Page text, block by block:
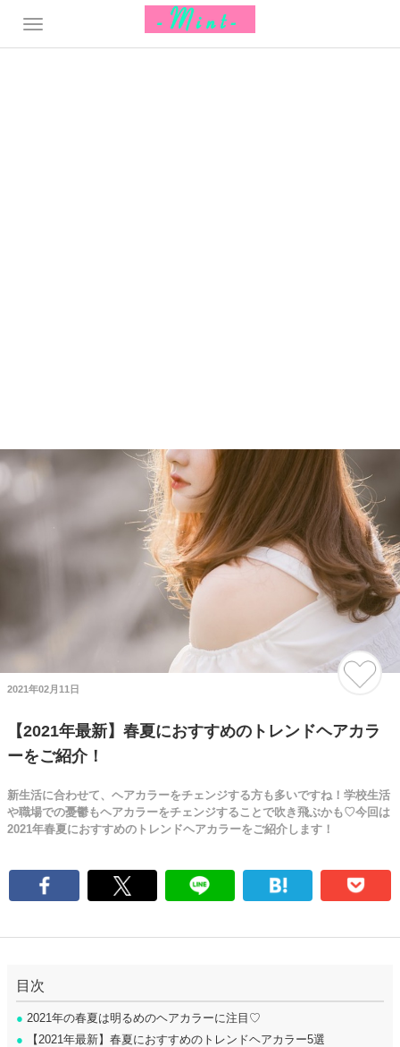
2021年02月11日
【2021年最新】春夏におすすめのトレンドヘアカラ
ーをご紹介！
新生活に合わせて、ヘアカラーをチェンジする方も多いですね！学校生活
や職場での憂鬱もヘアカラーをチェンジすることで吹き飛ぶかも♡今回は
2021年春夏におすすめのトレンドヘアカラーをご紹介します！
目次
● 2021年の春夏は明るめのヘアカラーに注目♡
● 【2021年最新】春夏におすすめのトレンドヘアカラー5選